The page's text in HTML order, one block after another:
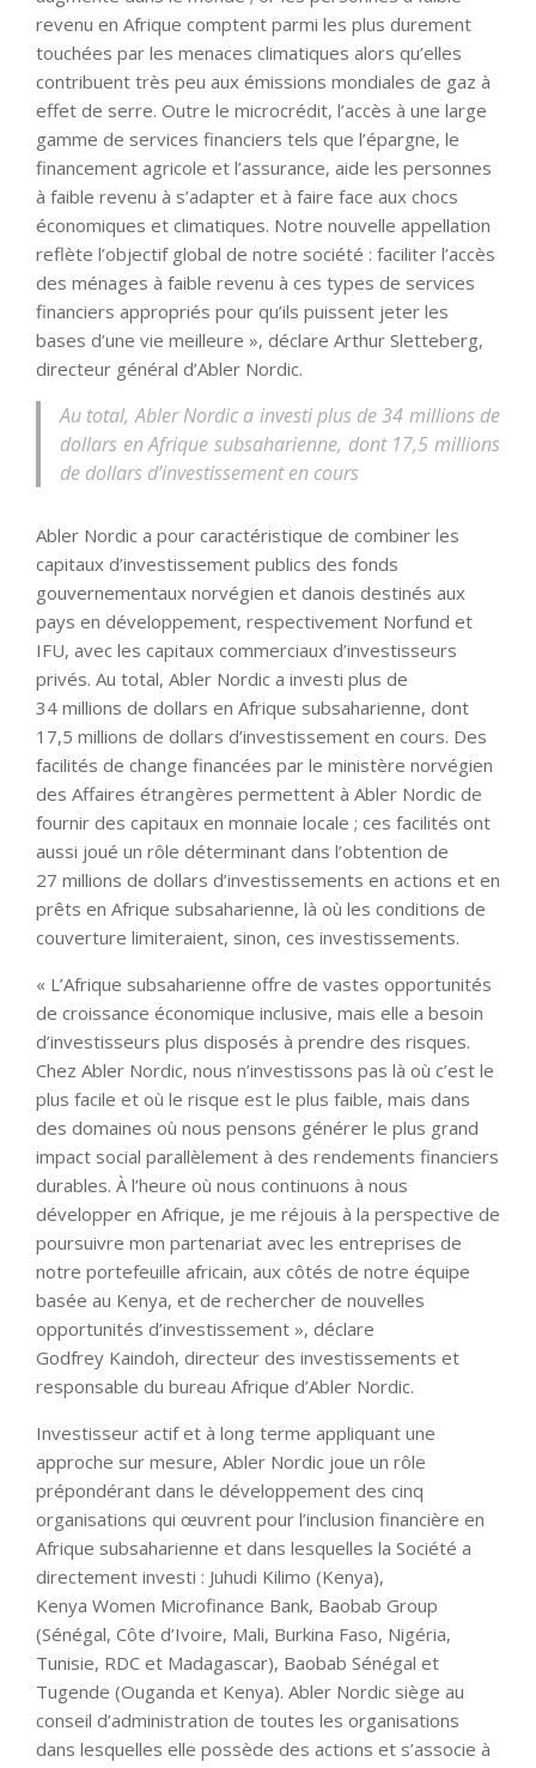
revenu en Afrique comptent parmi les plus durement
touchées par les menaces climatiques alors qu’elles
contribuent très peu aux émissions mondiales de gaz à
effet de serre. Outre le microcrédit, l’accès à une large
gamme de services financiers tels que l’épargne, le
financement agricole et l’assurance, aide les personnes
à faible revenu à s’adapter et à faire face aux chocs
économiques et climatiques. Notre nouvelle appellation
reflète l’objectif global de notre société : faciliter l’accès
des ménages à faible revenu à ces types de services
financiers appropriés pour qu’ils puissent jeter les
bases d’une vie meilleure », déclare Arthur Sletteberg,
directeur général d’Abler Nordic.
Au total, Abler Nordic a investi plus de 34 millions de
dollars en Afrique subsaharienne, dont 17,5 millions
de dollars d’investissement en cours
Abler Nordic a pour caractéristique de combiner les
capitaux d’investissement publics des fonds
gouvernementaux norvégien et danois destinés aux
pays en développement, respectivement Norfund et
IFU, avec les capitaux commerciaux d’investisseurs
privés. Au total, Abler Nordic a investi plus de
34 millions de dollars en Afrique subsaharienne, dont
17,5 millions de dollars d’investissement en cours. Des
facilités de change financées par le ministère norvégien
des Affaires étrangères permettent à Abler Nordic de
fournir des capitaux en monnaie locale ; ces facilités ont
aussi joué un rôle déterminant dans l’obtention de
27 millions de dollars d’investissements en actions et en
prêts en Afrique subsaharienne, là où les conditions de
couverture limiteraient, sinon, ces investissements.
« L’Afrique subsaharienne offre de vastes opportunités
de croissance économique inclusive, mais elle a besoin
d’investisseurs plus disposés à prendre des risques.
Chez Abler Nordic, nous n’investissons pas là où c’est le
plus facile et où le risque est le plus faible, mais dans
des domaines où nous pensons générer le plus grand
impact social parallèlement à des rendements financiers
durables. À l’heure où nous continuons à nous
développer en Afrique, je me réjouis à la perspective de
poursuivre mon partenariat avec les entreprises de
notre portefeuille africain, aux côtés de notre équipe
basée au Kenya, et de rechercher de nouvelles
opportunités d’investissement », déclare
Godfrey Kaindoh, directeur des investissements et
responsable du bureau Afrique d’Abler Nordic.
Investisseur actif et à long terme appliquant une
approche sur mesure, Abler Nordic joue un rôle
prépondérant dans le développement des cinq
organisations qui œuvrent pour l’inclusion financière en
Afrique subsaharienne et dans lesquelles la Société a
directement investi : Juhudi Kilimo (Kenya),
Kenya Women Microfinance Bank, Baobab Group
(Sénégal, Côte d’Ivoire, Mali, Burkina Faso, Nigéria,
Tunisie, RDC et Madagascar), Baobab Sénégal et
Tugende (Ouganda et Kenya). Abler Nordic siège au
conseil d’administration de toutes les organisations
dans lesquelles elle possède des actions et s’associe à